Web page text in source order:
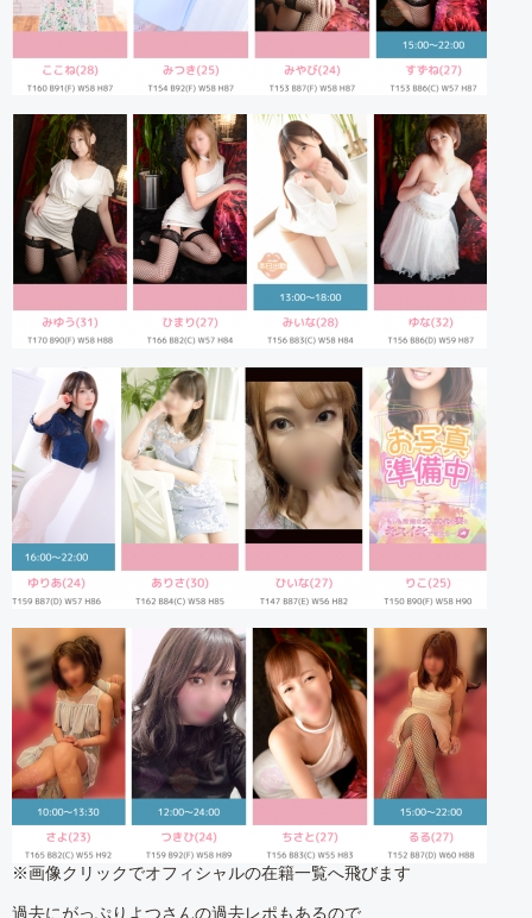
※画像クリックでオフィシャルの在籍一覧へ飛びます
過去にがっぷりよつさんの過去レポもあるので